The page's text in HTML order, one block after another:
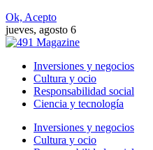
Ok, Acepto
jueves, agosto 6
Inversiones y negocios
Cultura y ocio
Responsabilidad social
Ciencia y tecnología
Inversiones y negocios
Cultura y ocio